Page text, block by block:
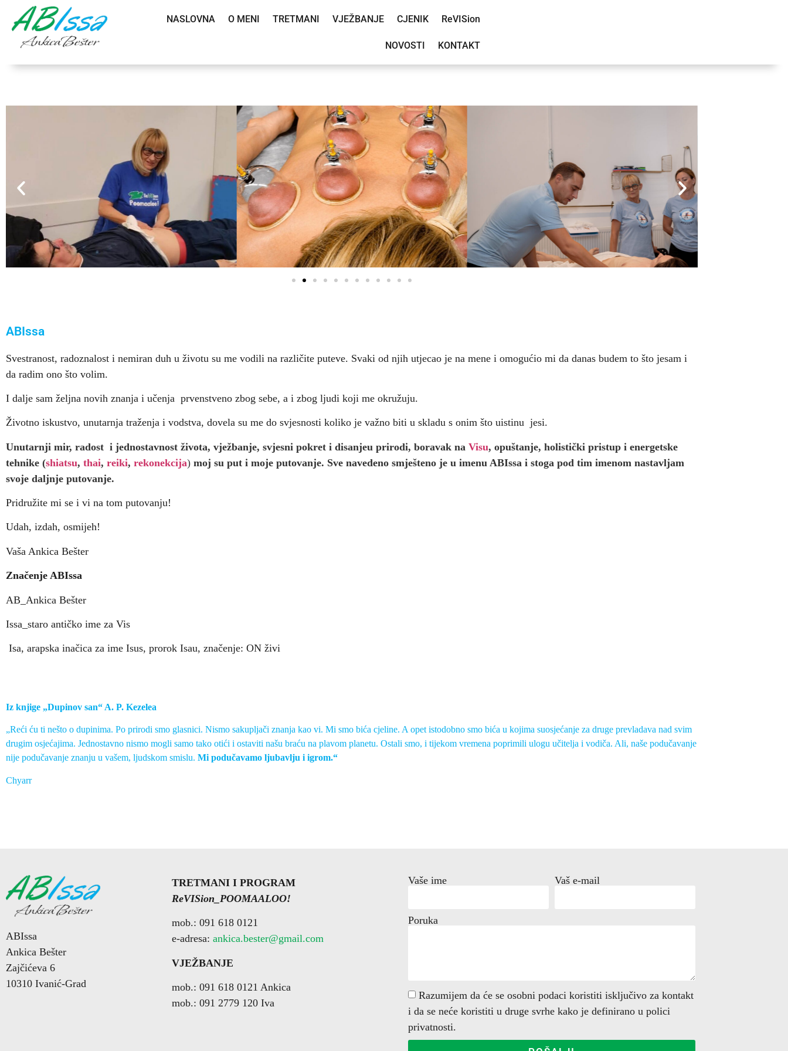
NASLOVNA O MENI TRETMANI VJEŽBANJE CJENIK ReVISion
NOVOSTI KONTAKT
ABIssa
Svestranost, radoznalost i nemiran duh u životu su me vodili na različite puteve. Svaki od njih utjecao je na mene i omogućio mi da danas budem to što jesam i
da radim ono što volim.
I dalje sam željna novih znanja i učenja prvenstveno zbog sebe, a i zbog ljudi koji me okružuju.
Životno iskustvo, unutarnja traženja i vodstva, dovela su me do svjesnosti koliko je važno biti u skladu s onim što uistinu jesi.
Unutarnji mir, radost i jednostavnost života, vježbanje, svjesni pokret i disanjeu prirodi, boravak na Visu, opuštanje, holistički pristup i energetske
tehnike (shiatsu, thai, reiki, rekonekcija) moj su put i moje putovanje. Sve navedeno smješteno je u imenu ABIssa i stoga pod tim imenom nastavljam
svoje daljnje putovanje.
Pridružite mi se i vi na tom putovanju!
Udah, izdah, osmijeh!
Vaša Ankica Bešter
Značenje ABIssa
AB_Ankica Bešter
Issa_staro antičko ime za Vis
Isa, arapska inačica za ime Isus, prorok Isau, značenje: ON živi
Iz knjige „Dupinov san“ A. P. Kezelea
„Reći ću ti nešto o dupinima. Po prirodi smo glasnici. Nismo sakupljači znanja kao vi. Mi smo bića cjeline. A opet istodobno smo bića u kojima suosjećanje za druge prevladava nad svim
drugim osjećajima. Jednostavno nismo mogli samo tako otići i ostaviti našu braću na plavom planetu. Ostali smo, i tijekom vremena poprimili ulogu učitelja i vodiča. Ali, naše podučavanje
nije podučavanje znanju u vašem, ljudskom smislu. Mi podučavamo ljubavlju i igrom.“
Chyarr
ABIssa
Ankica Bešter
Zajčićeva 6
10310 Ivanić-Grad
TRETMANI IPROGRAM
ReVISion_POOMAALOO!
mob.: 091 618 0121
e-adresa:ankica.bester@gmail.com
VJEŽBANJE
mob.: 091 618 0121 Ankica
mob.: 091 2779 120 Iva
Vaše ime Vaš e-mail
Poruka
Razumijem da će se osobni podaci koristiti isključivo za kontakt
i da se neće koristiti u druge svrhe kako je definirano u polici
privatnosti.